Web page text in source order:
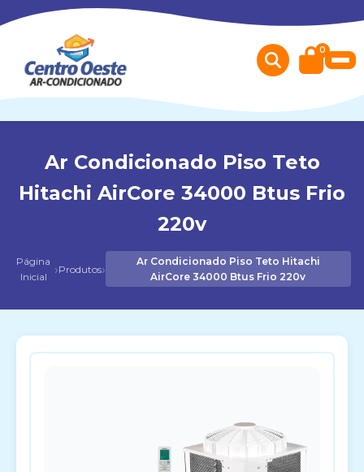
0
Ar Condicionado Piso Teto
Hitachi AirCore 34000 Btus Frio
220v
Página
Inicial
›Produtos›
Ar Condicionado Piso Teto Hitachi
AirCore 34000 Btus Frio 220v